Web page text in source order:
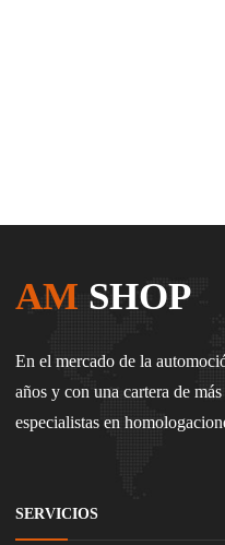
AM SHOP
En el mercado de la
años y con una cartera de
especialistas en
SERVICIOS